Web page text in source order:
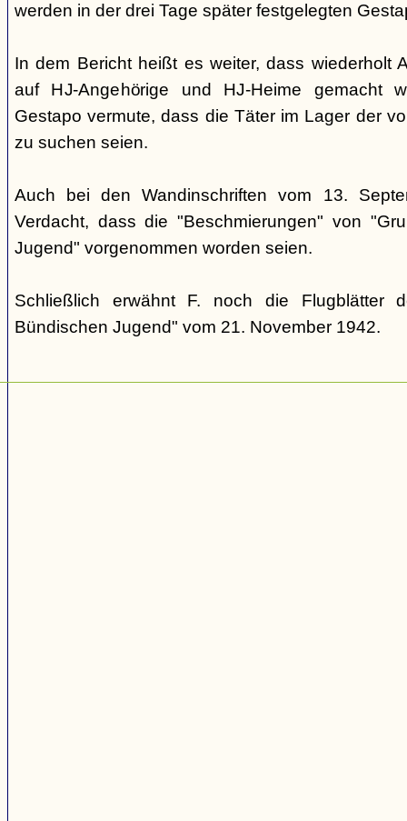
werden in der drei Tage später festgelegten
In dem Bericht heißt es weiter, dass wiederholt
auf HJ-Angehörige und HJ-Heime gemacht
Gestapo vermute, dass die Täter im Lager der
zu suchen seien.
Auch bei den Wandinschriften vom 13.
Verdacht, dass die "Beschmierungen" von
Jugend" vorgenommen worden seien.
Schließlich erwähnt F. noch die Flugblätter
Bündischen Jugend" vom 21. November 1942.